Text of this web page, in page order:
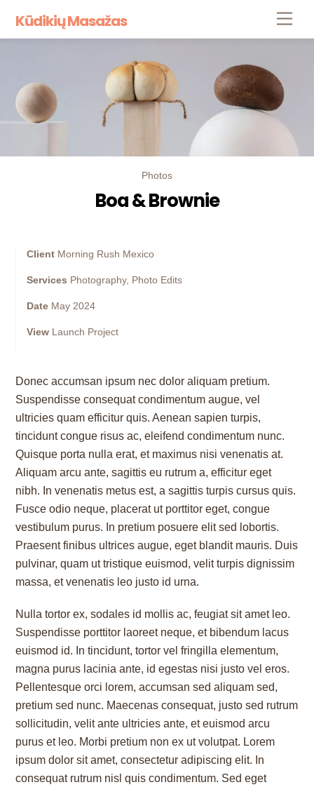
Kūdikių Masažas
Photos
Boa & Brownie
ClientMorning Rush Mexico
Services Photography, Photo Edits
DateMay 2024
View Launch Project
Donec accumsan ipsum nec dolor aliquam pretium.
Suspendisse consequat condimentum augue, vel
ultricies quam efficitur quis. Aenean sapien turpis,
tincidunt congue risus ac, eleifend condimentum nunc.
Quisque porta nulla erat, et maximus nisi venenatis at.
Aliquam arcu ante, sagittis eu rutrum a, efficitur eget
nibh. In venenatis metus est, a sagittis turpis cursus quis.
Fusce odio neque, placerat ut porttitor eget, congue
vestibulum purus. In pretium posuere elit sed lobortis.
Praesent finibus ultrices augue, eget blandit mauris. Duis
pulvinar, quam ut tristique euismod, velit turpis dignissim
massa, et venenatis leo justo id urna.
Nulla tortor ex, sodales id mollis ac, feugiat sit amet leo.
Suspendisse porttitor laoreet neque, et bibendum lacus
euismod id. In tincidunt, tortor vel fringilla elementum,
magna purus lacinia ante, id egestas nisi justo vel eros.
Pellentesque orci lorem, accumsan sed aliquam sed,
pretium sed nunc. Maecenas consequat, justo sed rutrum
sollicitudin, velit ante ultricies ante, et euismod arcu
purus et leo. Morbi pretium non ex ut volutpat. Lorem
ipsum dolor sit amet, consectetur adipiscing elit. In
consequat rutrum nisl quis condimentum. Sed eget